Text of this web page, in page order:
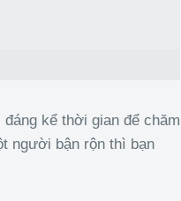
kể thời gian để chăm
người bận rộn thì bạn